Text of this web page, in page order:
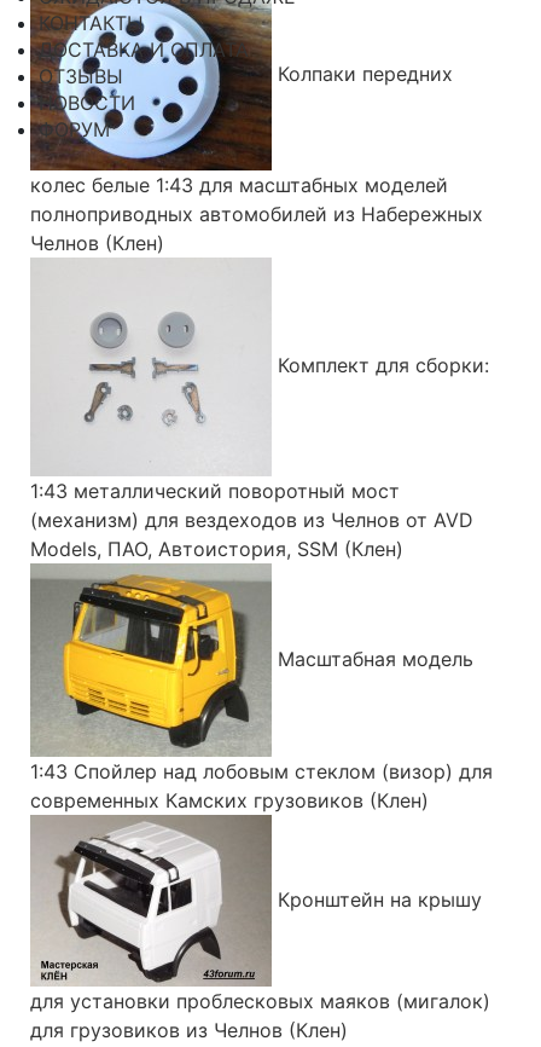
КОНТАКТЫ
ДОСТАВКА И ОПЛАТА
ОТЗЫВЫ
НОВОСТИ
ФОРУМ
Колпаки передних
колес белые 1:43 для масштабных моделей
полноприводных автомобилей из Набережных
Челнов (Клен)
Комплект для сборки:
1:43 металлический поворотный мост
(механизм) для вездеходов из Челнов от AVD
Models, ПАО, Автоистория, SSM (Клен)
Масштабная модель
1:43 Спойлер над лобовым стеклом (визор) для
современных Камских грузовиков (Клен)
Кронштейн на крышу
для установки проблесковых маяков (мигалок)
для грузовиков из Челнов (Клен)